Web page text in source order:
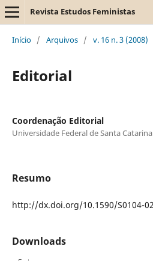
Revista Estudos Feministas
Início / Arquivos / v. 16 n. 3 (2008)
Editorial
Coordenação Editorial
Universidade Federal de Santa Catarina
Resumo
http://dx.doi.org/10.1590/S0104-
Downloads